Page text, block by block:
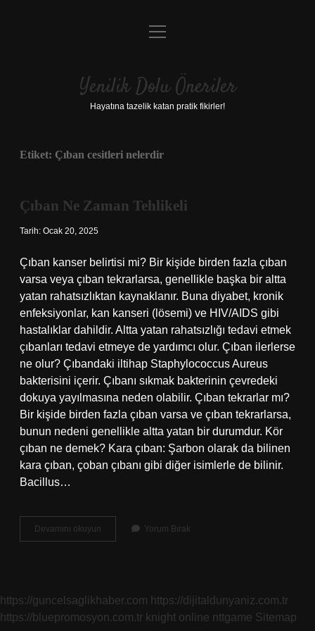
Anasayfa
Yasal Uyarı
menüyü
Yenilik Dolu Öneriler
Hayatına tazelik katan pratik fikirler!
Etiket: Çıban cesitleri nelerdir
Çıban Ne Zaman Tehlikeli
Tarih: Ocak 20, 2025
Çıban kanser belirtisi mi? Bir kişide birden fazla çıban
varsa veya çıban tekrarlarsa, genellikle başka bir altta
yatan rahatsızlıktan kaynaklanır. Buna diyabet, kronik
enfeksiyonlar, kan kanseri (lösemi) ve HIV/AIDS gibi
hastalıklar dahildir. Altta yatan rahatsızlığı tedavi etmek
çıbanları tedavi etmeye de yardımcı olur. Çıban ilerlerse
ne olur? Çıbandaki iltihap Staphylococcus Aureus
bakterisini içerir. Çıbanı sıkmak bakterinin çevredeki
dokuya yayılmasına neden olabilir. Çıban tekrarlar mı?
Bir kişide birden fazla çıban varsa ve çıban tekrarlarsa,
bunun nedeni genellikle altta yatan bir durumdur. Kör
çıban ne demek? Kara çıban: Şarbon olarak da bilinen
kara çıban, çoban çıbanı gibi diğer isimlerle de bilinir.
Bacillus…
Devamını okuyun
Ne
Yorum Bırak
https://guncelsaglikhaber.com https://dijitaldunyaniz.com.tr
https://bluepromosyon.com.tr knight online nttgame Sitemap